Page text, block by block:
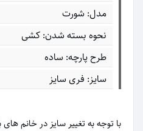
مدل: شورت
نحوه بسته شدن: کشی
طرح پارچه: ساده
سایز: فری سایز
با توجه به تغییر سایز در خانم